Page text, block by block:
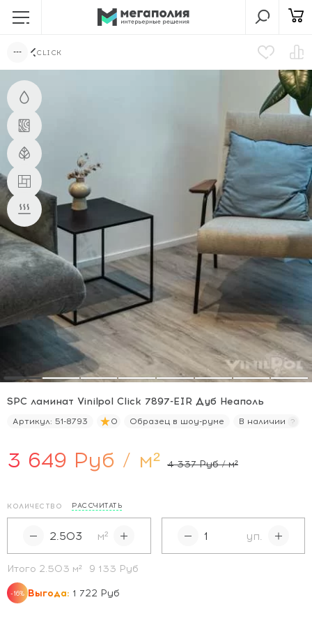
CLICK
SPC ламинат Vinilpol Click 7897-EIR Дуб Неаполь
Артикул: 51-8793 0 Образец в шоу-руме В наличии
3 649 Руб / м² 4 337 Руб / м²
КОЛИЧЕСТВО РАССЧИТАТЬ
м² уп.
Итого 2.503 м² 9 133 Руб
-16% Выгода: 1 722 Руб